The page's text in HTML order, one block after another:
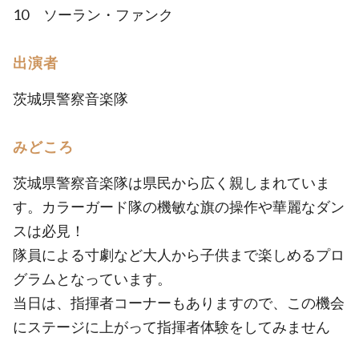
10 ソーラン・ファンク
出演者
茨城県警察音楽隊
みどころ
茨城県警察音楽隊は県民から広く親しまれていま
す。カラーガード隊の機敏な旗の操作や華麗なダン
スは必見！
隊員による寸劇など大人から子供まで楽しめるプロ
グラムとなっています。
当日は、指揮者コーナーもありますので、この機会
にステージに上がって指揮者体験をしてみません